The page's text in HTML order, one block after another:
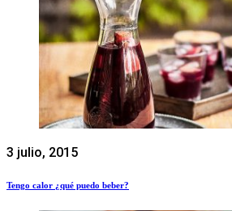
3 julio, 2015
Tengo calor ¿qué puedo beber?